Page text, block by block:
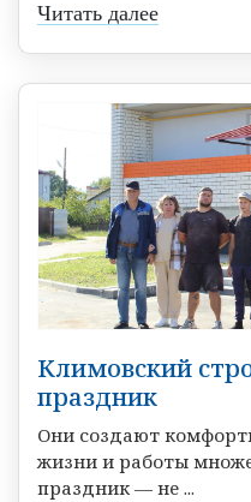
Читать далее
Климовский
праздник
Они создают
жизни и работы
праздник — не ...